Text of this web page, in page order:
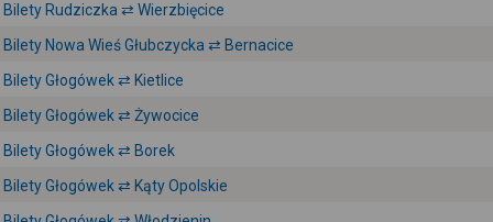
Bilety Rudziczka ⇄ Wierzbięcice
Bilety Nowa Wieś Głubczycka ⇄ Bernacice
Bilety Głogówek ⇄ Kietlice
Bilety Głogówek ⇄ Żywocice
Bilety Głogówek ⇄ Borek
Bilety Głogówek ⇄ Kąty Opolskie